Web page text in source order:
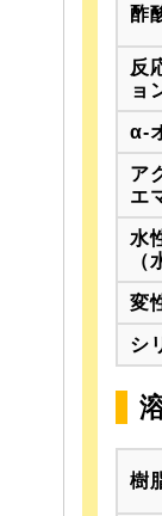
酢
反
ョ
α-
ア
エ
水
（
変
シ
樹